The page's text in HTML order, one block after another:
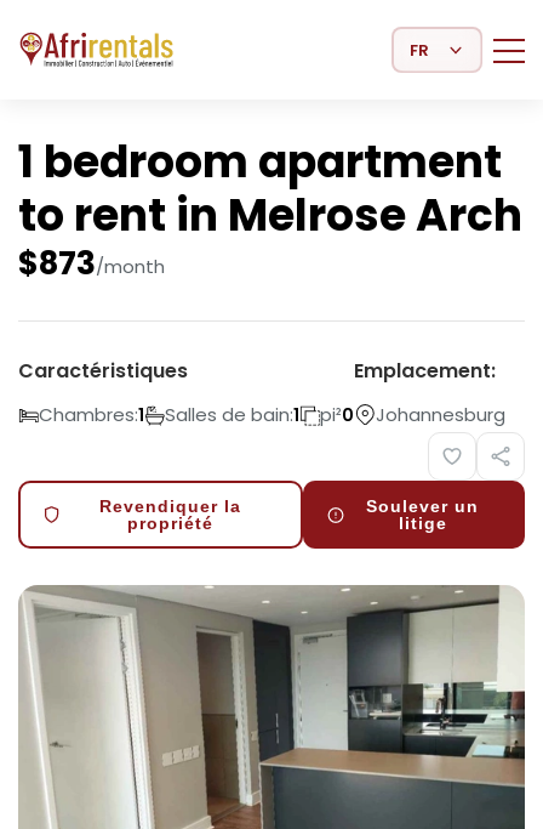
Select Language
1 bedroom apartment
to rent in Melrose Arch
$873/month
Caractéristiques
Chambres:1 Salles de bain:1 pi²0
Emplacement:
Johannesburg
Revendiquer la
propriété
Soulever un
litige